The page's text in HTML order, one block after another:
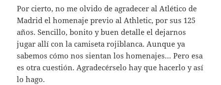
Por cierto, no me olvido de agradecer al Atlético de
Madrid el homenaje previo al Athletic, por sus 125
años. Sencillo, bonito y buen detalle el dejarnos
jugar allí con la camiseta rojiblanca. Aunque ya
sabemos cómo nos sientan los homenajes… Pero esa
es otra cuestión. Agradecérselo hay que hacerlo y así
lo hago.